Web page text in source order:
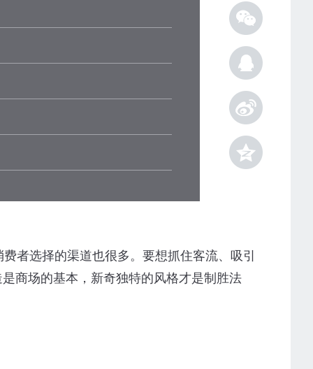
者选择的渠道也很多。要想抓住客流、吸引
商场的基本，新奇独特的风格才是制胜法